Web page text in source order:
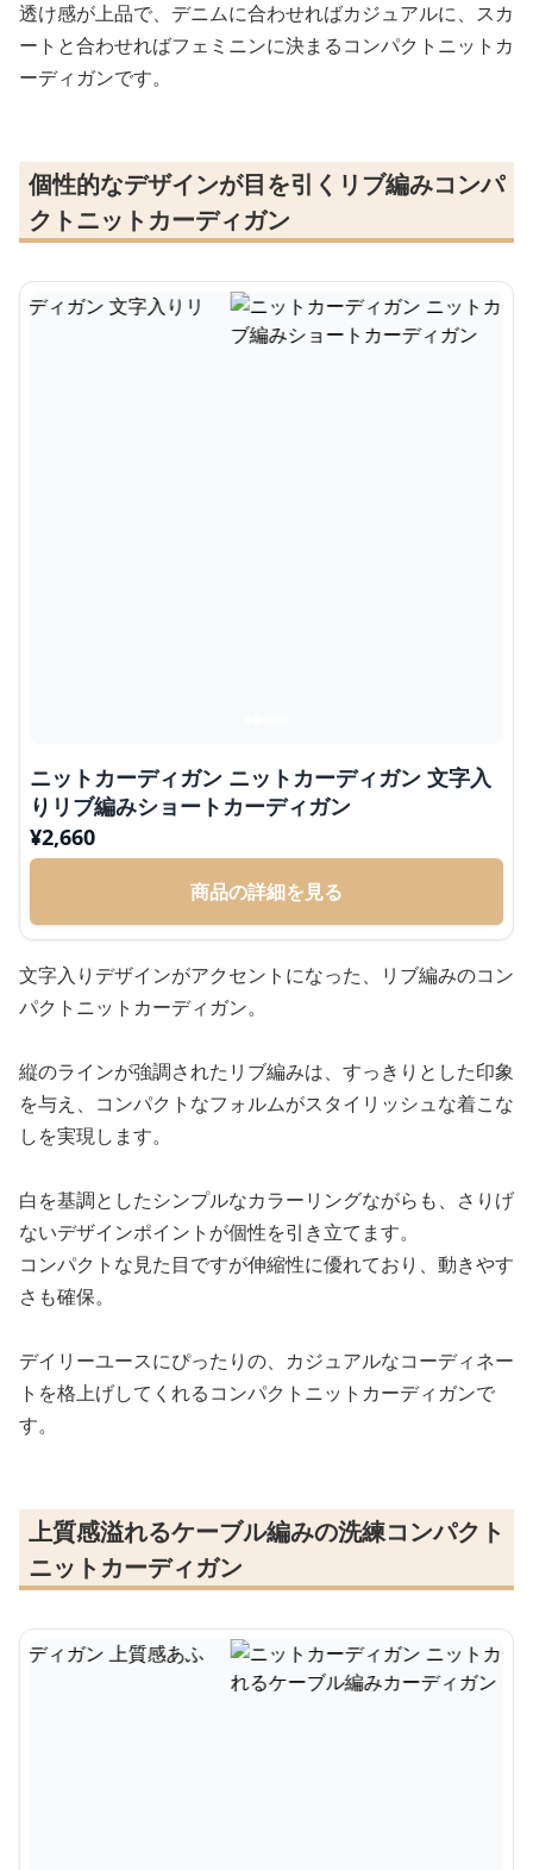
透け感が上品で、デニムに合わせればカジュアルに、スカ
ートと合わせればフェミニンに決まるコンパクトニットカ
ーディガンです。
個性的なデザインが目を引くリブ編みコンパ
クトニットカーディガン
ニットカーディガン ニットカーディガン 文字入
りリブ編みショートカーディガン
¥2,660
商品の詳細を見る
文字入りデザインがアクセントになった、リブ編みのコン
パクトニットカーディガン。
縦のラインが強調されたリブ編みは、すっきりとした印象
を与え、コンパクトなフォルムがスタイリッシュな着こな
しを実現します。
白を基調としたシンプルなカラーリングながらも、さりげ
ないデザインポイントが個性を引き立てます。
コンパクトな見た目ですが伸縮性に優れており、動きやす
さも確保。
デイリーユースにぴったりの、カジュアルなコーディネー
トを格上げしてくれるコンパクトニットカーディガンで
す。
上質感溢れるケーブル編みの洗練コンパクト
ニットカーディガン